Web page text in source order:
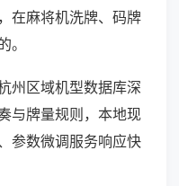
在麻将机洗牌、码牌
。
州区域机型数据库深
与牌量规则，本地现
参数微调服务响应快